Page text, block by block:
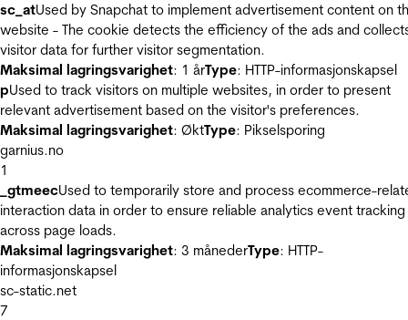
sc_atUsed by Snapchat to implement advertisement content on
website - The cookie detects the efficiency of the ads and
visitor data for further visitor segmentation.
Maksimal lagringsvarighet: 1 årType: HTTP-informasjonskapsel
pUsed to track visitors on multiple websites, in order to present
relevant advertisement based on the visitor's preferences.
Maksimal lagringsvarighet: ØktType: Pikselsporing
garnius.no
1
_gtmeecUsed to temporarily store and process ecommerce-
interaction data in order to ensure reliable analytics event tracking
across page loads.
Maksimal lagringsvarighet: 3 månederType: HTTP-
informasjonskapsel
sc-static.net
7